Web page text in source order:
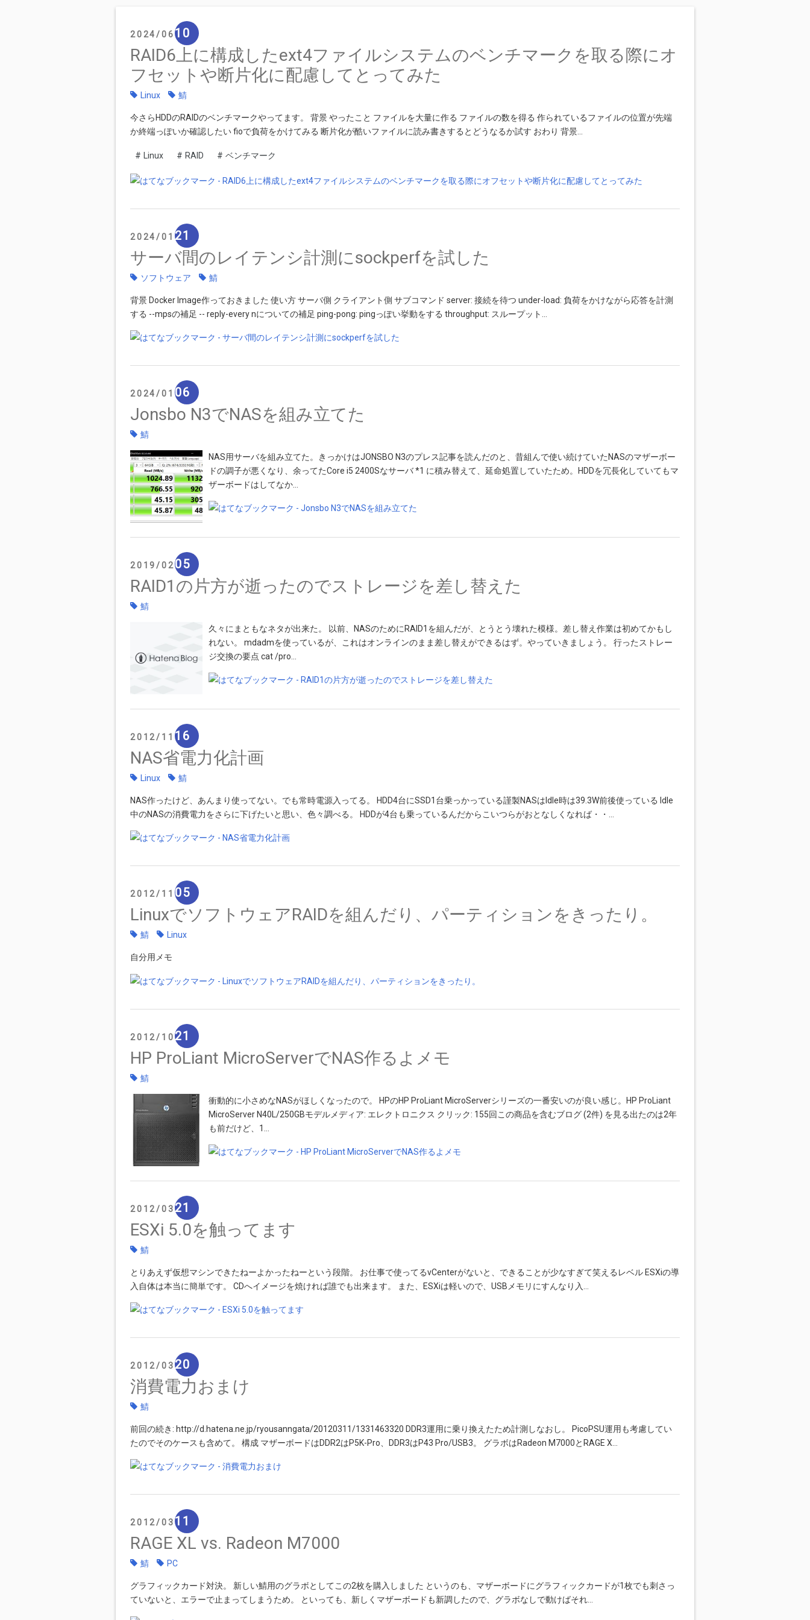
2024 0610
RAID6上に構成したext4ファイルシステムのベンチマークを取る際にオ
フセットや断片化に配慮してとってみた
Linux 鯖
今さらHDDのRAIDのベンチマークやってます。 背景 やったこと ファイルを大量に作る ファイルの数を得る 作られているファイルの位置が先端
か終端っぽいか確認したい fioで負荷をかけてみる 断片化が酷いファイルに読み書きするとどうなるか試す おわり 背景…
# Linux # RAID # ベンチマーク
2024 01 21
サーバ間のレイテンシ計測にsockperfを試した
ソフトウェア 鯖
背景 Docker Image作っておきました 使い方 サーバ側 クライアント側 サブコマンド server: 接続を待つ under-load: 負荷をかけながら応答を計測
する --mpsの補足 -- reply-every nについての補足 ping-pong: pingっぽい挙動をする throughput: スループット…
2024 01 06
Jonsbo N3でNASを組み立てた
鯖
NAS用サーバを組み立てた。きっかけはJONSBO N3のプレス記事を読んだのと、昔組んで使い続けていたNASのマザーボー
ドの調子が悪くなり、余ってたCore i5 2400Sなサーバ *1 に積み替えて、延命処置していたため。HDDを冗長化していてもマ
ザーボードはしてなか…
2019 0205
RAID1の片方が逝ったのでストレージを差し替えた
鯖
久々にまともなネタが出来た。 以前、NASのためにRAID1を組んだが、とうとう壊れた模様。差し替え作業は初めてかもし
れない。 mdadmを使っているが、これはオンラインのまま差し替えができるはず。やっていきましょう。 行ったストレー
ジ交換の要点 cat /pro…
2012 11 16
NAS省電力化計画
Linux 鯖
NAS作ったけど、あんまり使ってない。でも常時電源入ってる。 HDD4台にSSD1台乗っかっている謹製NASはIdle時は39.3W前後使っている Idle
中のNASの消費電力をさらに下げたいと思い、色々調べる。 HDDが4台も乗っているんだからこいつらがおとなしくなれば・・…
2012 11 05
LinuxでソフトウェアRAIDを組んだり、パーティションをきったり。
鯖 Linux
自分用メモ
2012 1021
HP ProLiant MicroServerでNAS作るよメモ
鯖
衝動的に小さめなNASがほしくなったので。 HPのHP ProLiant MicroServerシリーズの一番安いのが良い感じ。HP ProLiant
MicroServer N40L/250GBモデルメディア: エレクトロニクス クリック: 155回この商品を含むブログ (2件) を見る出たのは2年
も前だけど、1…
2012 0321
ESXi 5.0を触ってます
鯖
とりあえず仮想マシンできたねーよかったねーという段階。 お仕事で使ってるvCenterがないと、できることが少なすぎて笑えるレベル ESXiの導
入自体は本当に簡単です。 CDへイメージを焼ければ誰でも出来ます。 また、ESXiは軽いので、USBメモリにすんなり入…
2012 0320
消費電力おまけ
鯖
前回の続き: http://d.hatena.ne.jp/ryousanngata/20120311/1331463320 DDR3運用に乗り換えたため計測しなおし。 PicoPSU運用も考慮してい
たのでそのケースも含めて。 構成 マザーボードはDDR2はP5K-Pro、DDR3はP43 Pro/USB3。 グラボはRadeon M7000とRAGE X…
2012 0311
RAGE XL vs. Radeon M7000
鯖 PC
グラフィックカード対決。 新しい鯖用のグラボとしてこの2枚を購入しました というのも、マザーボードにグラフィックカードが1枚でも刺さっ
ていないと、エラーで止まってしまうため。 といっても、新しくマザーボードも新調したので、グラボなしで動けばそれ…